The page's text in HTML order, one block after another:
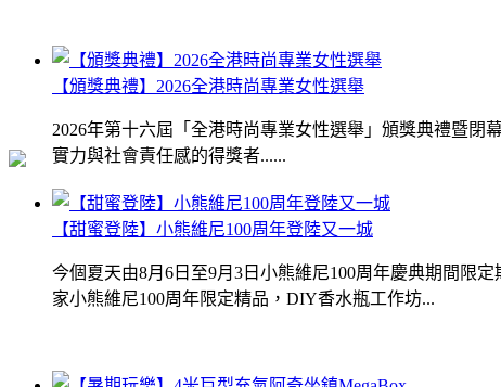
【頒獎典禮】2026全港時尚專業女性選舉
2026年第十六屆「全港時尚專業女性選舉」頒獎典禮暨
實力與社會責任感的得獎者......
【甜蜜登陸】小熊維尼100周年登陸又一城
今個夏天由8月6日至9月3日小熊維尼100周年慶典期間限
家小熊維尼100周年限定精品，DIY香水瓶工作坊...